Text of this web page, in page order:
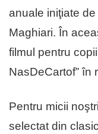
anuale iniţiate
Maghiari. În
filmul pentru
NasDeCartof” în
Pentru micii
selectat din